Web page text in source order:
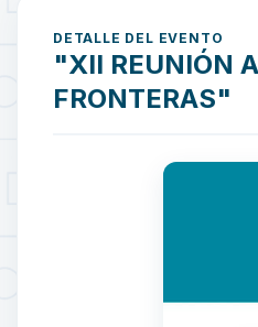
DETALLE DEL EVENTO
"XII REUNIÓN
FRONTERAS"